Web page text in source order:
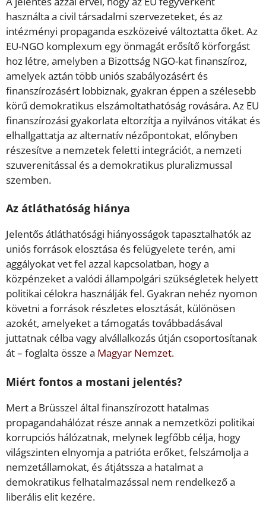
használta a civil társadalmi szervezeteket, és az
intézményi propaganda eszközeivé változtatta őket. Az
EU-NGO komplexum egy önmagát erősítő körforgást
hoz létre, amelyben a Bizottság NGO-kat finanszíroz,
amelyek aztán több uniós szabályozásért és
finanszírozásért lobbiznak, gyakran éppen a szélesebb
körű demokratikus elszámoltathatóság rovására. Az EU
finanszírozási gyakorlata eltorzítja a nyilvános vitákat és
elhallgattatja az alternatív nézőpontokat, előnyben
részesítve a nemzetek feletti integrációt, a nemzeti
szuverenitással és a demokratikus pluralizmussal
szemben.
Az átláthatóság hiánya
Jelentős átláthatósági hiányosságok tapasztalhatók az
uniós források elosztása és felügyelete terén, ami
aggályokat vet fel azzal kapcsolatban, hogy a
közpénzeket a valódi állampolgári szükségletek helyett
politikai célokra használják fel. Gyakran nehéz nyomon
követni a források részletes elosztását, különösen
azokét, amelyeket a támogatás továbbadásával
juttatnak célba vagy alvállalkozás útján csoportosítanak
át – foglalta össze a Magyar Nemzet.
Miért fontos a mostani jelentés?
Mert a Brüsszel által finanszírozott hatalmas
propagandahálózat része annak a nemzetközi politikai
korrupciós hálózatnak, melynek legfőbb célja, hogy
világszinten elnyomja a patrióta erőket, felszámolja a
nemzetállamokat, és átjátssza a hatalmat a
demokratikus felhatalmazással nem rendelkező a
liberális elit kezére.